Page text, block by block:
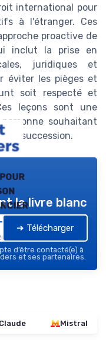
international pour
à l'étranger. Ces
proactive de
inclut la prise en
juridiques et
éviter les pièges et
soit respecté et
leçons sont une
souhaitant
succession.
le livre blanc
➔ Télécharger
d’être contacté(e) à
et ses partenaires.
Mistral